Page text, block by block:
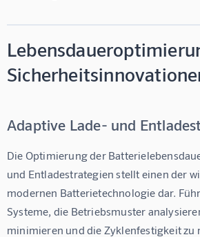
Adaptive Lade- und
Die Optimierung der
und Entladestrategien stellt einen der
modernen Batterietechnologie dar.
Systeme, die Betriebsmuster
minimieren und die Zyklenfestigkeit zu